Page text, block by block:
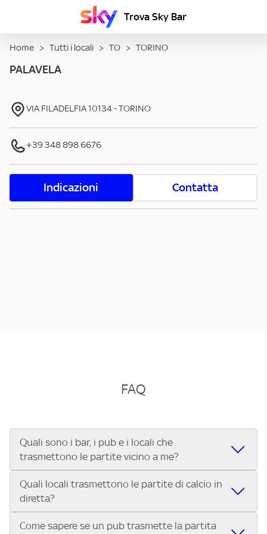
Trova Sky Bar
Home > Tutti i locali > TO > TORINO
PALAVELA
VIA FILADELFIA10134-TORINO
+39 348 898 6676
Indicazioni Contatta
FAQ
Quali sono i bar, i pub e i locali che
trasmettono le partite vicino a me?
Se cerchi un bar, pub, ristorante o locale vicino a te per
vedere le partite di Serie A ENILIVE, la Serie C Sky Wifi, la
UEFA Champions League, la UEFA Europa League, la UEFA
Conference League, il Tennis, la Formula 1®, la MotoGP™ e
Quali locali trasmettono le partite di calcio in
diretta?
Vuoi sapere quali bar, pub o ristoranti mostrano le partite
Come sapere se un pub trasmette la partita